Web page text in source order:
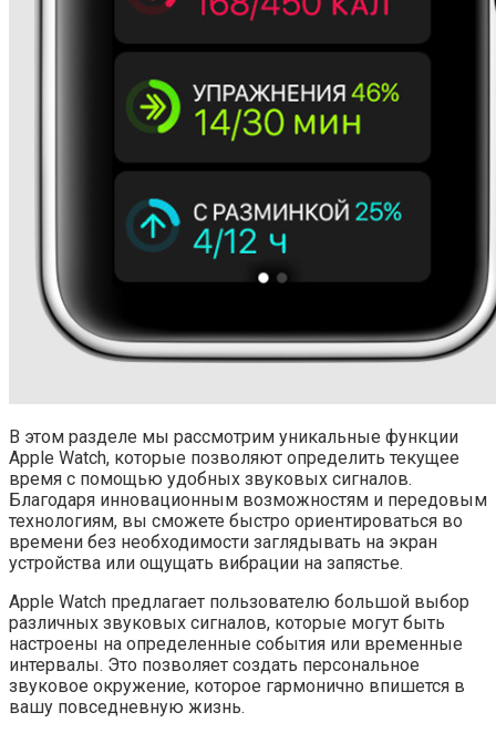
В этом разделе мы рассмотрим уникальные функции
Apple Watch, которые позволяют определить текущее
время с помощью удобных звуковых сигналов.
Благодаря инновационным возможностям и передовым
технологиям, вы сможете быстро ориентироваться во
времени без необходимости заглядывать на экран
устройства или ощущать вибрации на запястье.
Apple Watch предлагает пользователю большой выбор
различных звуковых сигналов, которые могут быть
настроены на определенные события или временные
интервалы. Это позволяет создать персональное
звуковое окружение, которое гармонично впишется в
вашу повседневную жизнь.